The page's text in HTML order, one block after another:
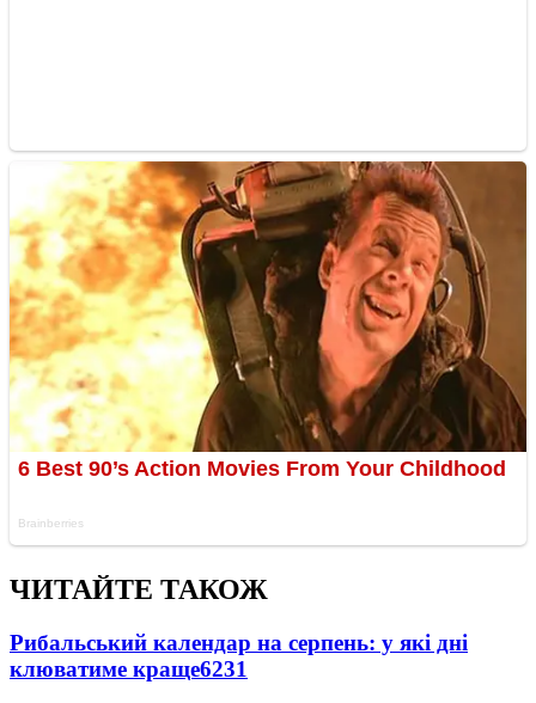
ЧИТАЙТЕ ТАКОЖ
Рибальський календар на серпень: у які дні
клюватиме краще6231